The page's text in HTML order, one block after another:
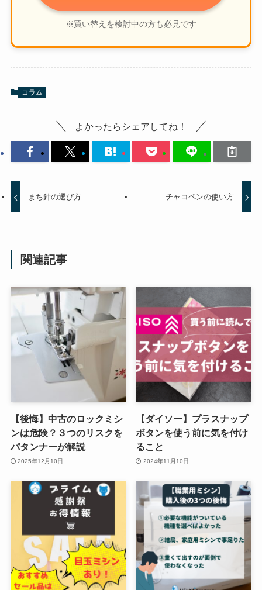
※買い替えを検討中の方も必見です
コラム
よかったらシェアしてね！
まち針の選び方 チャコペンの使い方
関連記事
【後悔】中古のロックミシ
ンは危険？３つのリスクを
パタンナーが解説
2025年12月10日
【ダイソー】プラスナップ
ボタンを使う前に気を付け
ること
2024年11月10日